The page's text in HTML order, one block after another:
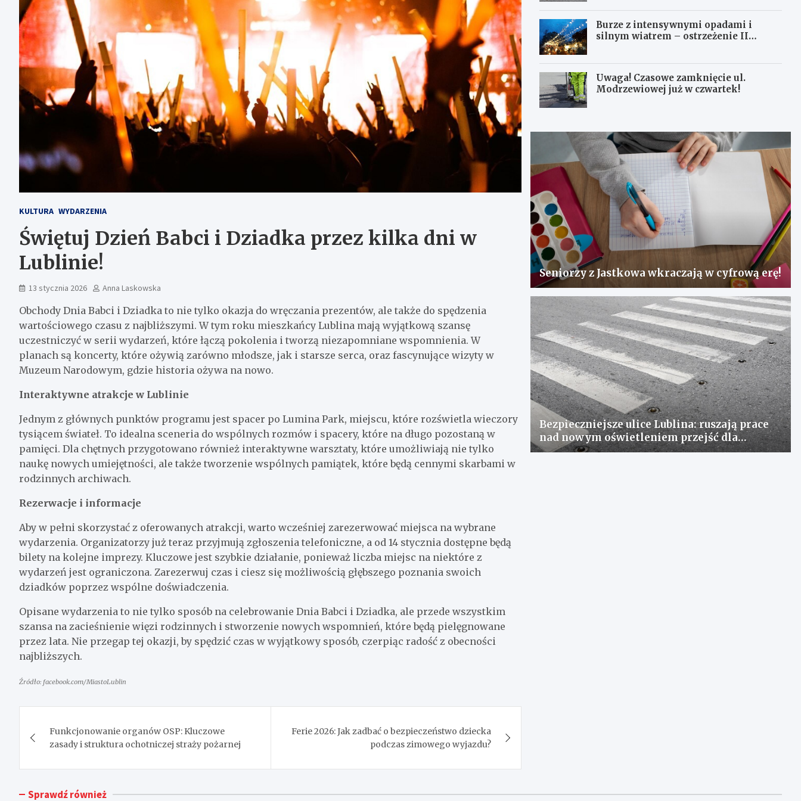
KULTURA WYDARZENIA
Świętuj Dzień Babci i Dziadka przez kilka dni w
Lublinie!
13 stycznia 2026 Anna Laskowska
Obchody Dnia Babci i Dziadka to nie tylko okazja do wręczania prezentów, ale także do spędzenia
wartościowego czasu z najbliższymi. W tym roku mieszkańcy Lublina mają wyjątkową szansę
uczestniczyć w serii wydarzeń, które łączą pokolenia i tworzą niezapomniane wspomnienia. W
planach są koncerty, które ożywią zarówno młodsze, jak i starsze serca, oraz fascynujące wizyty w
Muzeum Narodowym, gdzie historia ożywa na nowo.
Interaktywne atrakcje w Lublinie
Jednym z głównych punktów programu jest spacer po Lumina Park, miejscu, które rozświetla wieczory
tysiącem świateł. To idealna sceneria do wspólnych rozmów i spacery, które na długo pozostaną w
pamięci. Dla chętnych przygotowano również interaktywne warsztaty, które umożliwiają nie tylko
naukę nowych umiejętności, ale także tworzenie wspólnych pamiątek, które będą cennymi skarbami w
rodzinnych archiwach.
Rezerwacje i informacje
Aby w pełni skorzystać z oferowanych atrakcji, warto wcześniej zarezerwować miejsca na wybrane
wydarzenia. Organizatorzy już teraz przyjmują zgłoszenia telefoniczne, a od 14 stycznia dostępne będą
bilety na kolejne imprezy. Kluczowe jest szybkie działanie, ponieważ liczba miejsc na niektóre z
wydarzeń jest ograniczona. Zarezerwuj czas i ciesz się możliwością głębszego poznania swoich
dziadków poprzez wspólne doświadczenia.
Opisane wydarzenia to nie tylko sposób na celebrowanie Dnia Babci i Dziadka, ale przede wszystkim
szansa na zacieśnienie więzi rodzinnych i stworzenie nowych wspomnień, które będą pielęgnowane
przez lata. Nie przegap tej okazji, by spędzić czas w wyjątkowy sposób, czerpiąc radość z obecności
najbliższych.
Źródło: facebook.com/MiastoLublin
wpisu
Funkcjonowanie organów OSP: Kluczowe
zasady i struktura ochotniczej straży pożarnej
Ferie 2026: Jak zadbać o bezpieczeństwo dziecka
podczas zimowego wyjazdu?
Burze z intensywnymi opadami i
silnym wiatrem – ostrzeżenie II
Uwaga! Czasowe zamknięcie ul.
Modrzewiowej już w czwartek!
Seniorzy z Jastkowa wkraczają w cyfrową erę!
Bezpieczniejsze ulice Lublina: ruszają prace
nad nowym oświetleniem przejść dla
pieszych!
Sprawdź również